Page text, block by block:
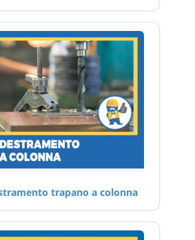
trapano a colonna